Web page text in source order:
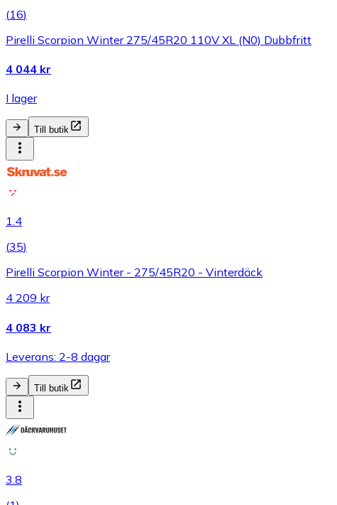
(16)
Pirelli Scorpion Winter 275/45R20 110V XL (N0) Dubbfritt
4 044 kr
I lager
Till butik
1.4
(35)
Pirelli Scorpion Winter - 275/45R20 - Vinterdäck
4 209 kr
4 083 kr
Leverans: 2-8 dagar
Till butik
3.8